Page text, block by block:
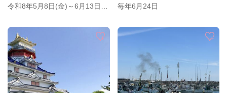
令和8年5月8日(金)～6月13日
11日(木)を除く
毎年6月24日